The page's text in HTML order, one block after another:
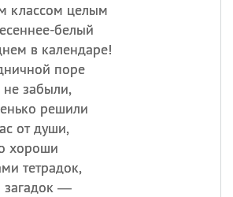
классом целым
белый
в календаре!
поре
забыли,
решили
от души,
хороши
тетрадок,
—
больных
09.08 День книголюбов (Book
Lovers Day)
ИМЕНА
Сегодня празднуют именины